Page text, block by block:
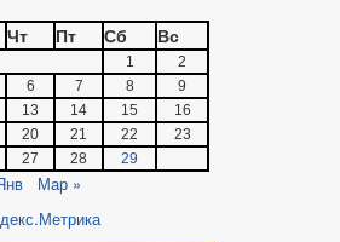
Чт Пт Сб Вс
1
2
6 7 8
9
13 14 15
16
20 21 22
23
27 28 29
Мар »